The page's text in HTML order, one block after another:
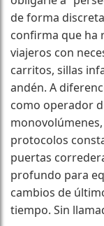
de forma
confirma que ha
viajeros con
carritos, sillas
andén. A
como operador
protocolos
puertas
profundo para
cambios de
tiempo. Sin